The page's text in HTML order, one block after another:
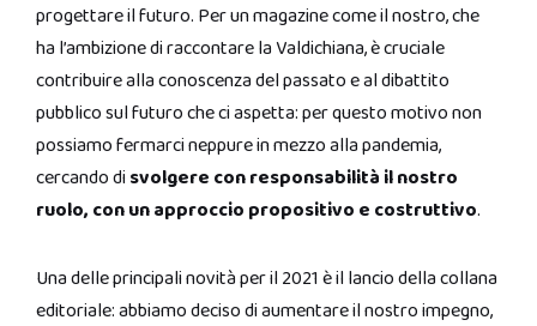
progettare il futuro. Per un magazine come il nostro, che
ha l’ambizione di raccontare la Valdichiana, è cruciale
contribuire alla conoscenza del passato e al dibattito
pubblico sul futuro che ci aspetta: per questo motivo non
possiamo fermarci neppure in mezzo alla pandemia,
cercando disvolgere con responsabilità il nostro
ruolo, con un approccio propositivo e costruttivo.
Una delle principali novità per il 2021 è il lancio della collana
editoriale: abbiamo deciso di aumentare il nostro impegno,